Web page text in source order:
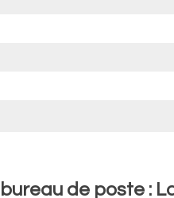
de poste :